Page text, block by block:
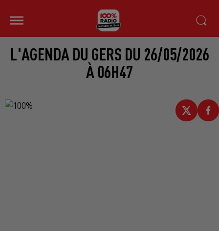
L'AGENDA DU GERS DU 26/05/2026
À 06H47